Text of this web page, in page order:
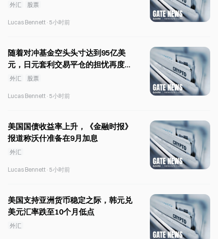
外汇 股票
Lucas Bennett · 5小时前
随着对冲基金空头头寸达到95亿美
元，日元套利交易平仓的担忧再度浮
现
外汇 股票
Lucas Bennett · 5小时前
美国国债收益率上升，《金融时报》
报道称沃什准备在9月加息
外汇
Lucas Bennett · 5小时前
美国支持亚洲货币稳定之际，韩元兑
美元汇率跌至10个月低点
外汇